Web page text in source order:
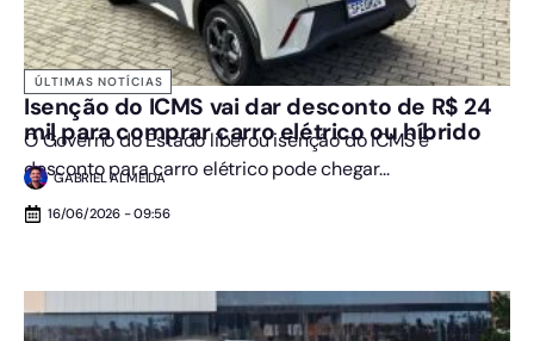
ÚLTIMAS NOTÍCIAS
Isenção do ICMS vai dar desconto de R$ 24
mil para comprar carro elétrico ou híbrido
O Governo do Estado liberou isenção do ICMS e
desconto para carro elétrico pode chegar...
GABRIEL ALMEIDA
16/06/2026 - 09:56